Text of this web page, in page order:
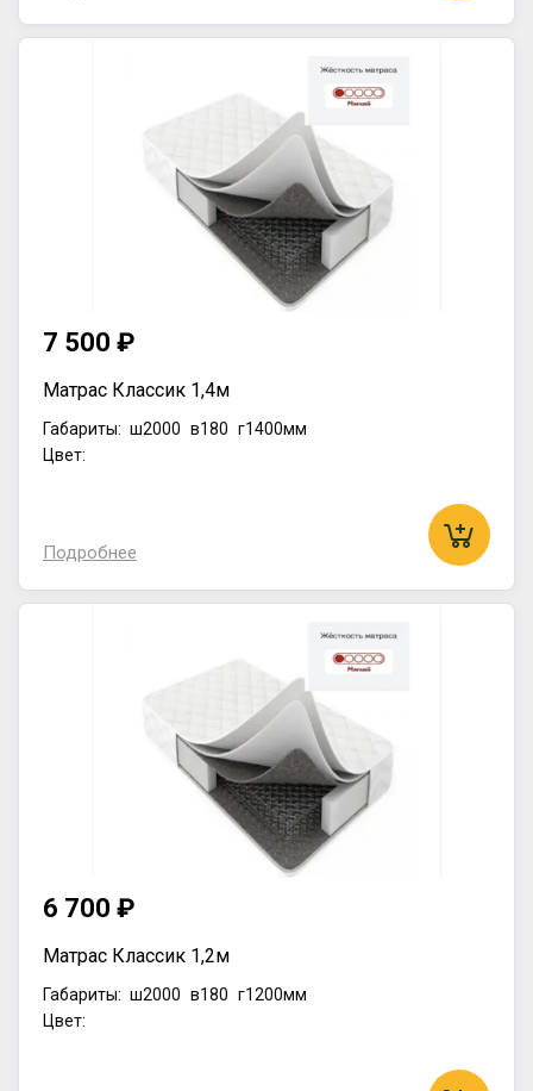
7 500 ₽
Матрас Классик 1,4м
Габариты: ш2000 в180 г1400мм
Цвет:
Подробнее
6 700 ₽
Матрас Классик 1,2м
Габариты: ш2000 в180 г1200мм
Цвет: